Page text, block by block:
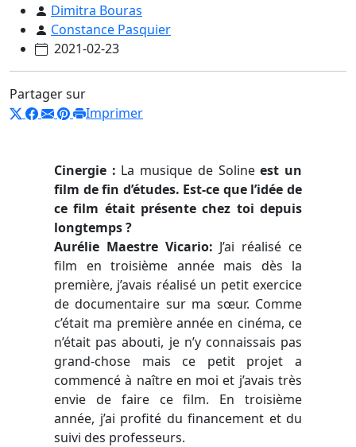
Dimitra Bouras
Constance Pasquier
2021-02-23
Partager sur
Imprimer
Cinergie : La musique de Solineest un
film de fin d’études. Est-ce que l’idée de
ce film était présente chez toi depuis
longtemps ?
Aurélie Maestre Vicario: J’ai réalisé ce
film en troisième année mais dès la
première, j’avais réalisé un petit exercice
de documentaire sur ma sœur. Comme
c’était ma première année en cinéma, ce
n’était pas abouti, je n’y connaissais pas
grand-chose mais ce petit projet a
commencé à naître en moi et j’avais très
envie de faire ce film. En troisième
année, j’ai profité du financement et du
suivi des professeurs.